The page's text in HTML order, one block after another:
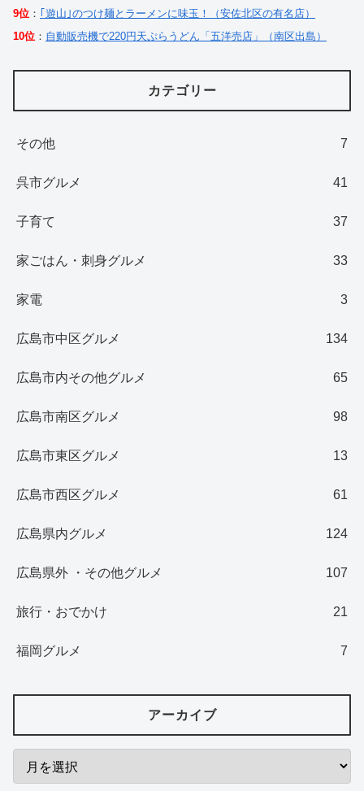
9位 ： ｢遊山｣のつけ麺とラーメンに味玉！（安佐北区の有名店）
10位 ： 自動販売機で220円天ぷらうどん「五洋売店」（南区出島）
カテゴリー
その他 7
呉市グルメ 41
子育て 37
家ごはん・刺身グルメ 33
家電 3
広島市中区グルメ 134
広島市内その他グルメ 65
広島市南区グルメ 98
広島市東区グルメ 13
広島市西区グルメ 61
広島県内グルメ 124
広島県外 ・その他グルメ 107
旅行・おでかけ 21
福岡グルメ 7
アーカイブ